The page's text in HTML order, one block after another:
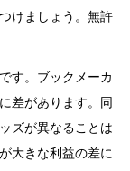
けましょう。無許
す。ブックメーカ
差があります。同
ズが異なることは
大きな利益の差に